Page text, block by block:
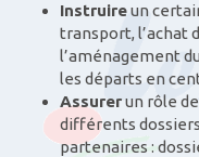
Instruireun
transport, l’achat
l’aménagement
les départs en
Assurerun rôle
différents
partenaires :